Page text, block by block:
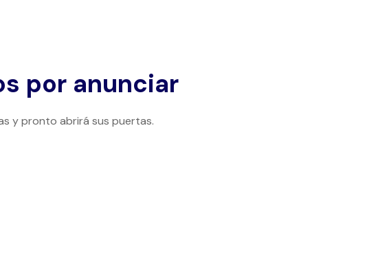
por anunciar
y pronto abrirá sus puertas.